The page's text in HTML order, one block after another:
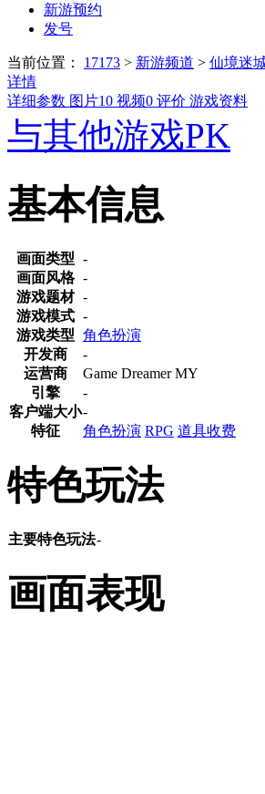
新游预约
发号
当前位置： 17173 > 新游频道 > 仙境迷
详情
详细参数 图片10 视频0 评价 游戏资料
与其他游戏PK
基本信息
画面类型 -
画面风格 -
游戏题材 -
游戏模式 -
游戏类型 角色扮演
开发商
-
运营商
Game Dreamer MY
引擎
-
客户端大小-
特征
角色扮演 RPG 道具收费
特色玩法
主要特色玩法-
画面表现